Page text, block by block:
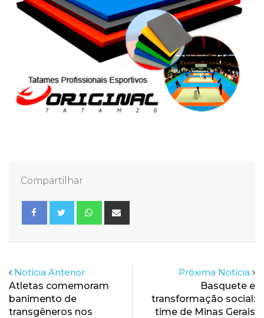
Compartilhar
Whatsapp
Notícia Anterior
Atletas comemoram
banimento de
transgêneros nos
Próxima Notícia
Basquete e
transformação social:
time de Minas Gerais